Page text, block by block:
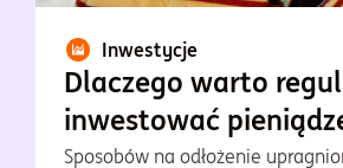
Inwestycje
Dlaczego warto
inwestować
Sposobów na odłożenie